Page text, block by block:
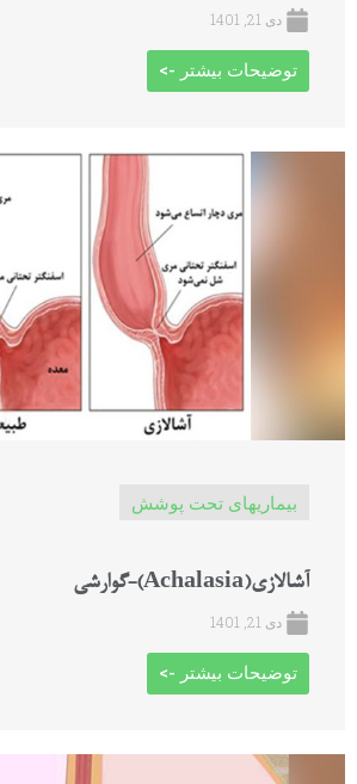
دی 21, 1401
توضیحات بیشتر ->
بیماریهای تحت پوشش
آشالازی(Achalasia)-گوارشی
دی 21, 1401
توضیحات بیشتر ->